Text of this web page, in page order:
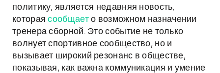
политику, является недавняя новость,
котораясообщаето возможном назначении
тренера сборной. Это событие не только
волнует спортивное сообщество, но и
вызывает широкий резонанс в обществе,
показывая, как важна коммуникация и умение